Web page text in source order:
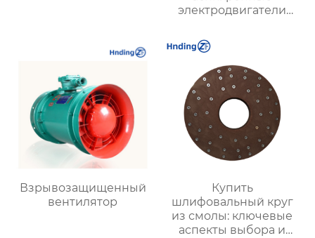
электродвигатели
Взрывозащищенный
вентилятор
Купить
шлифовальный круг
из смолы: ключевые
аспекты выбора и